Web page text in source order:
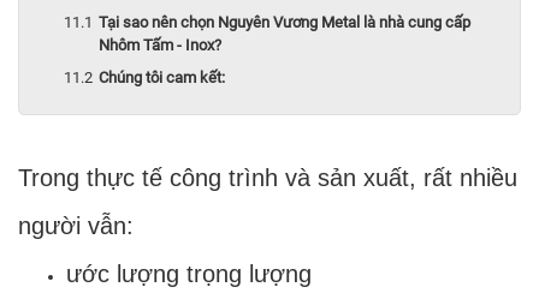
Tại sao nên chọn Nguyên Vương Metal là nhà cung cấp
Nhôm Tấm - Inox?
Chúng tôi cam kết:
Trong thực tế công trình và sản xuất, rất nhiều
người vẫn:
ước lượng trọng lượng